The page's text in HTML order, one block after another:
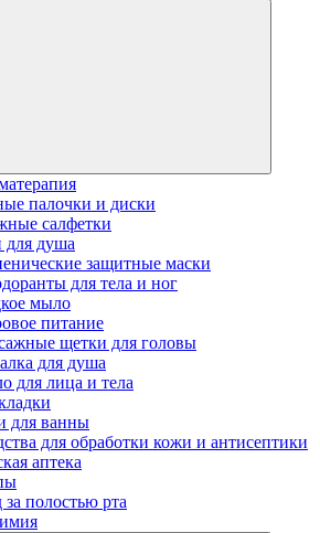
палочки и диски
салфетки
для душа
защитные маски
для тела и ног
мыло
питание
щетки для головы
для душа
для лица и тела
для ванны
для обработки кожи и антисептики
аптека
за полостью рта